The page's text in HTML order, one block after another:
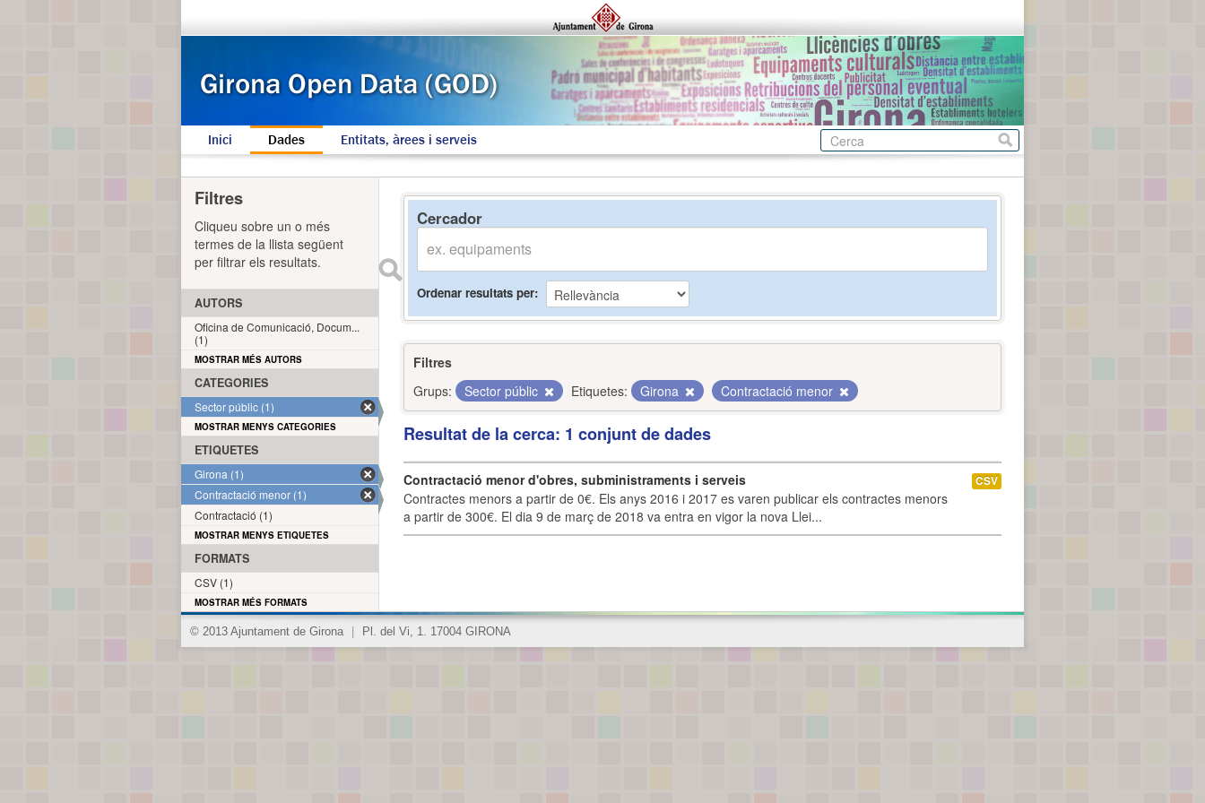
Inici Dades Entitats, àrees i serveis
Cercador
Ordenar resultats per
Filtres
Grups:
Sector públic Etiquetes: Girona Contractació menor
Resultat de la cerca: 1 conjunt de dades
Contractació menor d'obres, subministraments i serveis
Contractes menors a partir de 0€. Els anys 2016 i 2017 es varen publicar els contractes menors
a partir de 300€. El dia 9 de març de 2018 va entra en vigor la nova Llei...
CSV
Filtres
Cliqueu sobre un o més
termes de la llista següent
per filtrar els resultats.
AUTORS
Oficina de Comunicació, Docum...
(1)
MOSTRAR MÉS AUTORS
CATEGORIES
Sector públic (1)
MOSTRAR MENYS CATEGORIES
ETIQUETES
Girona (1)
Contractació menor (1)
Contractació (1)
MOSTRAR MENYS ETIQUETES
FORMATS
CSV (1)
MOSTRAR MÉS FORMATS
© 2013 Ajuntament de Girona Pl. del Vi, 1. 17004 GIRONA